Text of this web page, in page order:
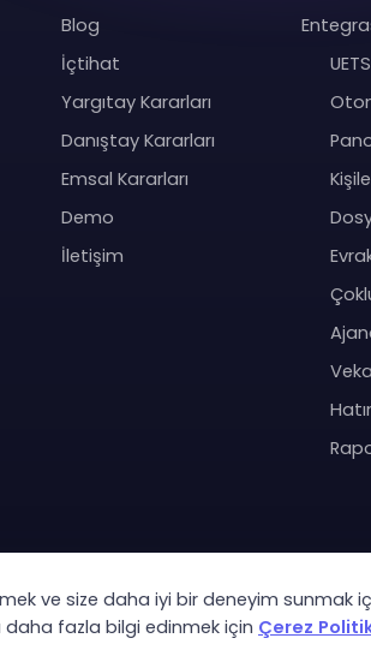
Blog
İçtihat
Yargıtay Kararları
Danıştay Kararları
Emsal Kararları
Demo
İletişim
ve size daha iyi bir deneyim sunmak
daha fazla bilgi edinmek için Çerez